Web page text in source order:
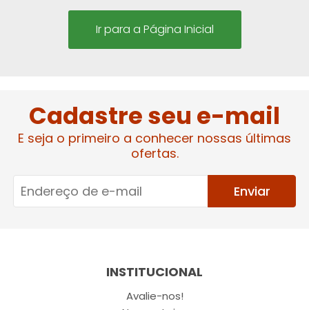
Ir para a Página Inicial
Cadastre seu e-mail
E seja o primeiro a conhecer nossas últimas
ofertas.
Enviar
INSTITUCIONAL
Avalie-nos!